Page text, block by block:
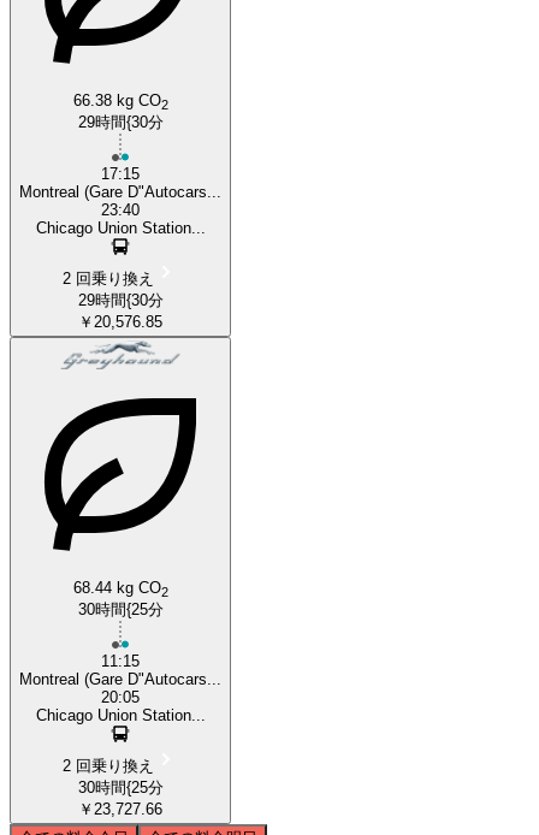
66.38 kg CO2
29時間{30分
17:15
Montreal (Gare D"Autocars...
23:40
Chicago Union Station...
2 回乗り換え
29時間{30分
￥20,576.85
68.44 kg CO2
30時間{25分
11:15
Montreal (Gare D"Autocars...
20:05
Chicago Union Station...
2 回乗り換え
30時間{25分
￥23,727.66